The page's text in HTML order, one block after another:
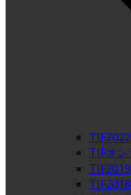
TIF2022
TIFオ
TIF2019
TIF2018